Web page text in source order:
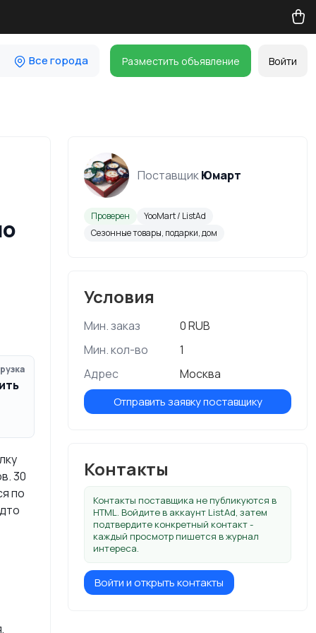
Все города Разместить объявление Войти
30
по
ПоставщикЮмарт
Проверен
YooMart / ListAd
Сезонные товары, подарки, дом
Условия
Мин. заказ
0 RUB
Мин. кол-во
1
Адрес
Москва
Отправить заявку поставщику
Контакты
Контакты поставщика не публикуются в
HTML. Войдите в аккаунт ListAd, затем
подтвердите конкретный контакт -
каждый просмотр пишется в журнал
интереса.
Войти и открыть контакты